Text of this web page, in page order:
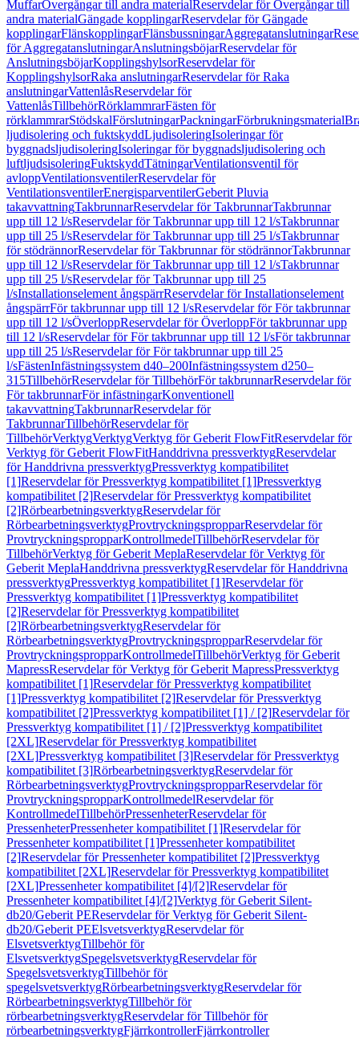
MuffarÖvergångar till andra materialReservdelar för Övergångar till
andra materialGängade kopplingarReservdelar för Gängade
kopplingarFlänskopplingarFlänsbussningarAggregatanslutningar
för AggregatanslutningarAnslutningsböjarReservdelar för
AnslutningsböjarKopplingshylsorReservdelar för
KopplingshylsorRaka anslutningarReservdelar för Raka
anslutningarVattenlåsReservdelar för
VattenlåsTillbehörRörklammrarFästen för
rörklammrarStödskalFörslutningarPackningarFörbrukningsmaterial
ljudisolering och fuktskyddLjudisoleringIsoleringar för
byggnadsljudisoleringIsoleringar för byggnadsljudisolering och
luftljudsisoleringFuktskyddTätningarVentilationsventil för
avloppVentilationsventilerReservdelar för
VentilationsventilerEnergisparventilerGeberit Pluvia
takavvattningTakbrunnarReservdelar för TakbrunnarTakbrunnar
upp till 12 l/sReservdelar för Takbrunnar upp till 12 l/sTakbrunnar
upp till 25 l/sReservdelar för Takbrunnar upp till 25 l/sTakbrunnar
för stödrännorReservdelar för Takbrunnar för stödrännorTakbrunnar
upp till 12 l/sReservdelar för Takbrunnar upp till 12 l/sTakbrunnar
upp till 25 l/sReservdelar för Takbrunnar upp till 25
l/sInstallationselement ångspärrReservdelar för Installationselement
ångspärrFör takbrunnar upp till 12 l/sReservdelar för För takbrunnar
upp till 12 l/sÖverloppReservdelar för ÖverloppFör takbrunnar upp
till 12 l/sReservdelar för För takbrunnar upp till 12 l/sFör takbrunnar
upp till 25 l/sReservdelar för För takbrunnar upp till 25
l/sFästenInfästningssystem d40–200Infästningssystem d250–
315TillbehörReservdelar för TillbehörFör takbrunnarReservdelar för
För takbrunnarFör infästningarKonventionell
takavvattningTakbrunnarReservdelar för
TakbrunnarTillbehörReservdelar för
TillbehörVerktygVerktygVerktyg för Geberit FlowFitReservdelar för
Verktyg för Geberit FlowFitHanddrivna pressverktygReservdelar
för Handdrivna pressverktygPressverktyg kompatibilitet
[1]Reservdelar för Pressverktyg kompatibilitet [1]Pressverktyg
kompatibilitet [2]Reservdelar för Pressverktyg kompatibilitet
[2]RörbearbetningsverktygReservdelar för
RörbearbetningsverktygProvtryckningspropparReservdelar för
ProvtryckningspropparKontrollmedelTillbehörReservdelar för
TillbehörVerktyg för Geberit MeplaReservdelar för Verktyg för
Geberit MeplaHanddrivna pressverktygReservdelar för Handdrivna
pressverktygPressverktyg kompatibilitet [1]Reservdelar för
Pressverktyg kompatibilitet [1]Pressverktyg kompatibilitet
[2]Reservdelar för Pressverktyg kompatibilitet
[2]RörbearbetningsverktygReservdelar för
RörbearbetningsverktygProvtryckningspropparReservdelar för
ProvtryckningspropparKontrollmedelTillbehörVerktyg för Geberit
MapressReservdelar för Verktyg för Geberit MapressPressverktyg
kompatibilitet [1]Reservdelar för Pressverktyg kompatibilitet
[1]Pressverktyg kompatibilitet [2]Reservdelar för Pressverktyg
kompatibilitet [2]Pressverktyg kompatibilitet [1] / [2]Reservdelar för
Pressverktyg kompatibilitet [1] / [2]Pressverktyg kompatibilitet
[2XL]Reservdelar för Pressverktyg kompatibilitet
[2XL]Pressverktyg kompatibilitet [3]Reservdelar för Pressverktyg
kompatibilitet [3]RörbearbetningsverktygReservdelar för
RörbearbetningsverktygProvtryckningspropparReservdelar för
ProvtryckningspropparKontrollmedelReservdelar för
KontrollmedelTillbehörPressenheterReservdelar för
PressenheterPressenheter kompatibilitet [1]Reservdelar för
Pressenheter kompatibilitet [1]Pressenheter kompatibilitet
[2]Reservdelar för Pressenheter kompatibilitet [2]Pressverktyg
kompatibilitet [2XL]Reservdelar för Pressverktyg kompatibilitet
[2XL]Pressenheter kompatibilitet [4]/[2]Reservdelar för
Pressenheter kompatibilitet [4]/[2]Verktyg för Geberit Silent-
db20/Geberit PEReservdelar för Verktyg för Geberit Silent-
db20/Geberit PEElsvetsverktygReservdelar för
ElsvetsverktygTillbehör för
ElsvetsverktygSpegelsvetsverktygReservdelar för
SpegelsvetsverktygTillbehör för
spegelsvetsverktygRörbearbetningsverktygReservdelar för
RörbearbetningsverktygTillbehör för
rörbearbetningsverktygReservdelar för Tillbehör för
rörbearbetningsverktygFjärrkontrollerFjärrkontroller